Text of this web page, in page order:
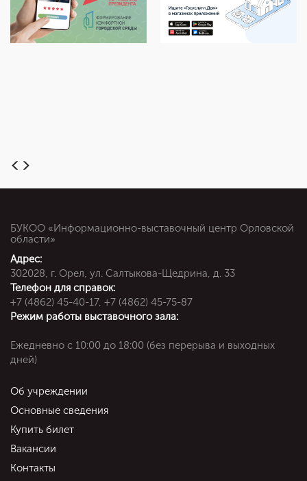
БУКОО «Информационно-выставочный центр Орловской
области»
Адрес:
302028, г. Орел, ул. Салтыкова-Щедрина, д. 33
Телефон для справок:
+7 (4862) 45-40-17, +7 (4862) 45-75-87
Режим работы выставочного зала:
Ежедневно c 10:00 до 18:00 (без перерыва и выходных
дней)
Об учреждении
Основные сведения
Купить билет
Вакансии
Контакты